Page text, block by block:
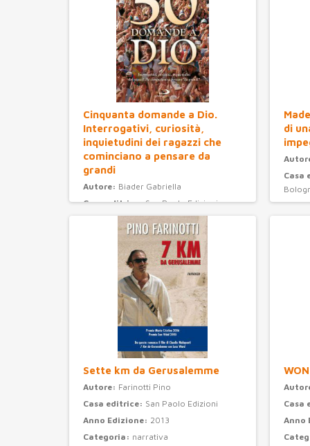
Cinquanta domande a Dio.
Interrogativi, curiosità,
inquietudini dei ragazzi che
cominciano a pensare da
grandi
Autore: Biader Gabriella
Casa editrice:San Paolo Edizioni
Categoria: ragazzi
di
Casa
Anno
Sette km da Gerusalemme
Autore: Farinotti Pino
Casa editrice: San Paolo Edizioni
Anno Edizione: 2013
Categoria: narrativa
Casa
Anno